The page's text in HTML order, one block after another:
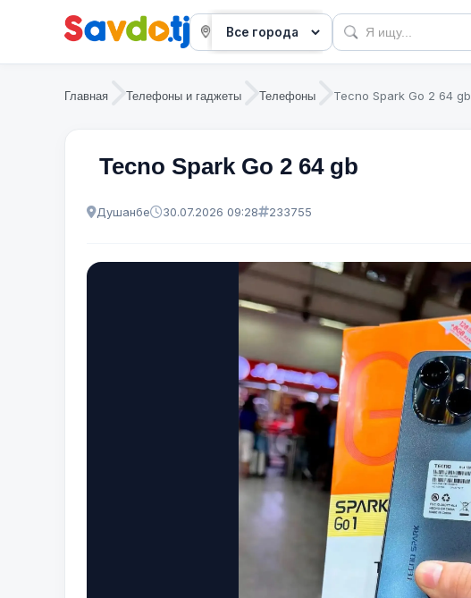
Главная Телефоны и гаджеты Телефоны Tecno Spark Go 2 64 gb
Tecno Spark Go 2 64 gb
Душанбе 30.07.2026 09:28 233755